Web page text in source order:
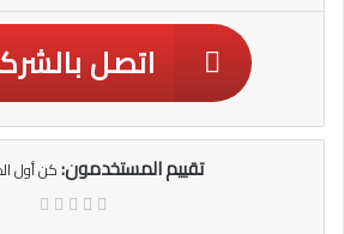
اتصل
تقييم المستخدمون:كن أول